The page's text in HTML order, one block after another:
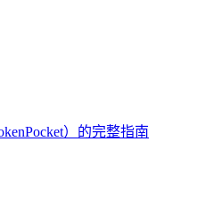
）的完整指南